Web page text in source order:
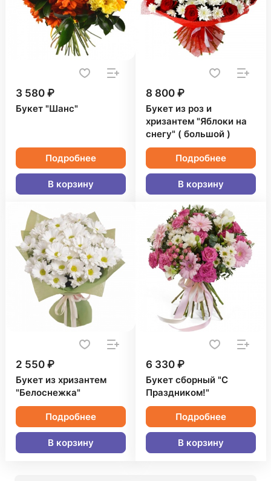
3 580 ₽
Букет "Шанс"
Подробнее
В корзину
8 800 ₽
Букет из роз и
хризантем "Яблоки на
снегу" ( большой )
Подробнее
В корзину
2 550 ₽
Букет из хризантем
"Белоснежка"
Подробнее
В корзину
6 330 ₽
Букет сборный "С
Праздником!"
Подробнее
В корзину